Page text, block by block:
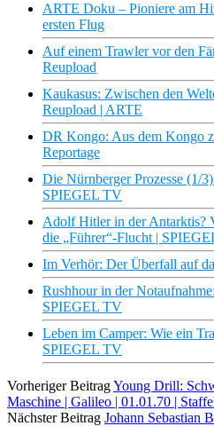
ARTE Doku – Pioniere am
ersten Flug
Auf einem Trawler vor den
Reupload
Kaukasus: Zwischen den
Reupload | ARTE
DR Kongo: Aus dem Kongo
Reportage
Die Nürnberger Prozesse (1/
SPIEGEL TV
Adolf Hitler in der Antarktis?
die „Führer“-Flucht |
Im Verhör: Der Überfall auf
Rushhour in der
SPIEGEL TV
Leben im Camper: Wie ein
SPIEGEL TV
Vorheriger BeitragYoung Drill:
Maschine | Galileo | 01.01.70 |
Nächster Beitrag Johann Sebastian